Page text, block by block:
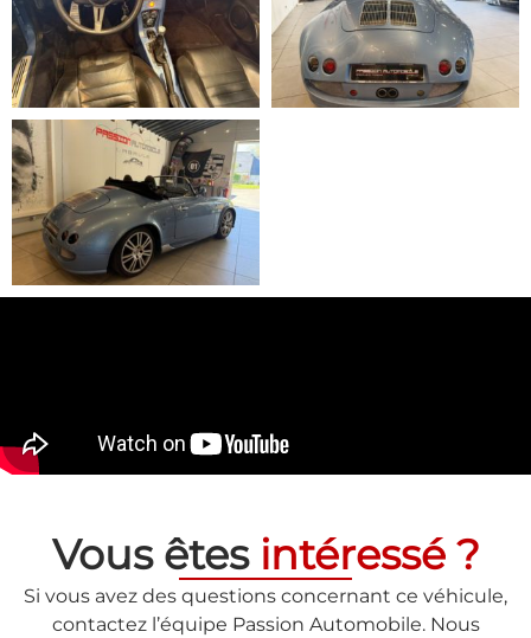
Vous êtes intéressé ?
Si vous avez des questions concernant ce véhicule,
contactez l’équipe Passion Automobile. Nous